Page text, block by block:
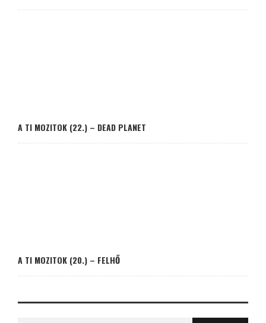
A TI MOZITOK (22.) – DEAD PLANET
A TI MOZITOK (20.) – FELHŐ